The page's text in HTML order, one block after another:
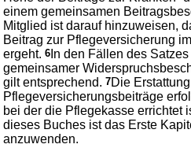
einem gemeinsamen
Mitglied ist darauf hinzuweisen,
Beitrag zur Pflegeversicherung
ergeht.6 In den Fällen des
gemeinsamer
gilt entsprechend.7Die
Pflegeversicherungsbeiträge
bei der die Pflegekasse errichtet
dieses Buches ist das Erste
anzuwenden.